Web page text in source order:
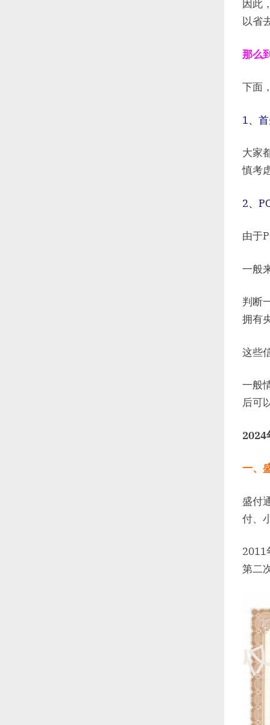
因此
以省
那么
下面
1、
大家
慎考
2、
由于
一般
判断
拥有
这些
一般
后可
2024
一、
盛付
付、
2011
第二